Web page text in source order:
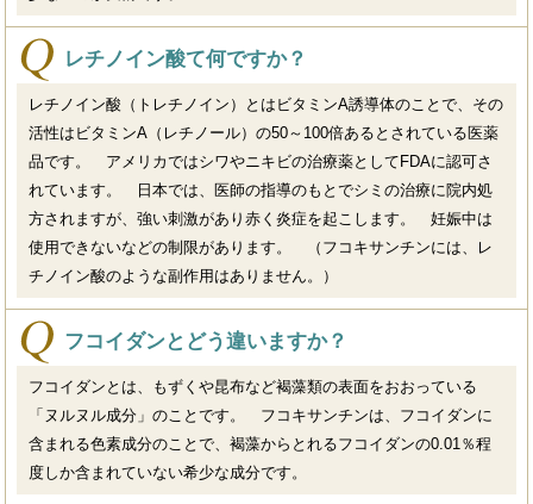
レチノイン酸て何ですか？
レチノイン酸（トレチノイン）とはビタミンA誘導体のことで、その
活性はビタミンA（レチノール）の50～100倍あるとされている医薬
品です。 アメリカではシワやニキビの治療薬としてFDAに認可さ
れています。 日本では、医師の指導のもとでシミの治療に院内処
方されますが、強い刺激があり赤く炎症を起こします。 妊娠中は
使用できないなどの制限があります。 （フコキサンチンには、レ
チノイン酸のような副作用はありません。）
フコイダンとどう違いますか？
フコイダンとは、もずくや昆布など褐藻類の表面をおおっている
「ヌルヌル成分」のことです。 フコキサンチンは、フコイダンに
含まれる色素成分のことで、褐藻からとれるフコイダンの0.01％程
度しか含まれていない希少な成分です。